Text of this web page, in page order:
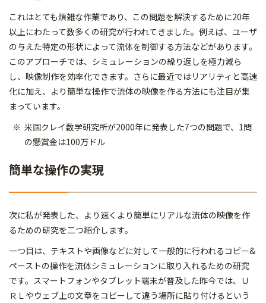
これはとても煩雑な作業であり、この問題を解決するために20年
以上にわたって数多くの研究が行われてきました。例えば、ユーザ
の与えた特定の形状によって流体を制御する方法などがあります。
このアプローチでは、シミュレーションの繰り返しを極力減ら
し、映像制作を効率化できます。さらに最近ではリアリティと高速
化に加え、より簡単な操作で流体の映像を作る方法にも注目が集
まっています。
米国クレイ数学研究所が2000年に発表した7つの問題で、1問
の懸賞金は100万ドル
簡単な操作の実現
次に私が発表した、より速くより簡単にリアルな流体の映像を作
るための研究を二つ紹介します。
一つ目は、テキストや画像などに対して一般的に行われるコピー&
ペーストの操作を流体シミュレーションに取り入れるための研究
です。スマートフォンやタブレット端末が普及した昨今では、Ｕ
ＲＬやウェブ上の文章をコピーして違う場所に貼り付けるという